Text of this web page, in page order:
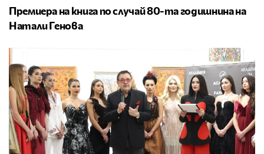
Премиера на книга по случай 80-та годишнина на
Натали Генова